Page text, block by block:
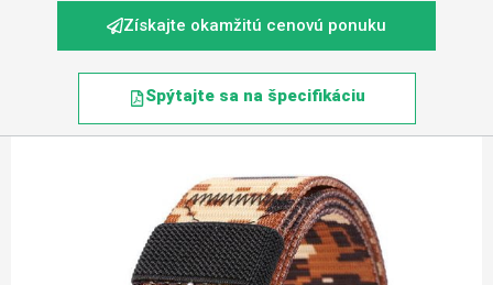
Získajte okamžitú cenovú ponuku
Spýtajte sa na špecifikáciu